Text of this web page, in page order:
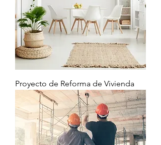
Proyecto de Reforma de Vivienda